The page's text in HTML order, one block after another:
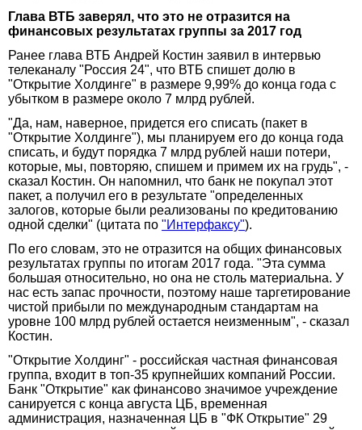
Глава ВТБ заверял, что это не отразится на
финансовых результатах группы за 2017 год
Ранее глава ВТБ Андрей Костин заявил в интервью
телеканалу "Россия 24", что ВТБ спишет долю в
"Открытие Холдинге" в размере 9,99% до конца года с
убытком в размере около 7 млрд рублей.
"Да, нам, наверное, придется его списать (пакет в
"Открытие Холдинге"), мы планируем его до конца года
списать, и будут порядка 7 млрд рублей наши потери,
которые, мы, повторяю, спишем и примем их на грудь", -
сказал Костин. Он напомнил, что банк не покупал этот
пакет, а получил его в результате "определенных
залогов, которые были реализованы по кредитованию
одной сделки" (цитата по "Интерфаксу").
По его словам, это не отразится на общих финансовых
результатах группы по итогам 2017 года. "Эта сумма
большая относительно, но она не столь материальна. У
нас есть запас прочности, поэтому наше таргетирование
чистой прибыли по международным стандартам на
уровне 100 млрд рублей остается неизменным", - сказал
Костин.
"Открытие Холдинг" - российская частная финансовая
группа, входит в топ-35 крупнейших компаний России.
Банк "Открытие" как финансово значимое учреждение
санируется с конца августа ЦБ, временная
администрация, назначенная ЦБ в "ФК Открытие" 29